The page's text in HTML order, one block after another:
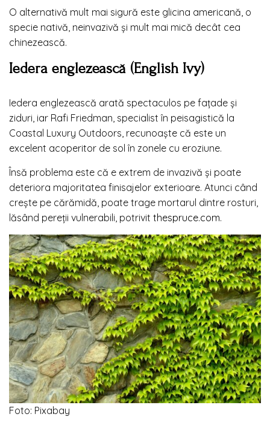
O alternativă mult mai sigură este glicina americană, o
specie nativă, neinvazivă și mult mai mică decât cea
chinezească.
Iedera englezească (English Ivy)
Iedera englezească arată spectaculos pe fațade și
ziduri, iar Rafi Friedman, specialist în peisagistică la
Coastal Luxury Outdoors, recunoaște că este un
excelent acoperitor de sol în zonele cu eroziune.
Însă problema este că e extrem de invazivă și poate
deteriora majoritatea finisajelor exterioare. Atunci când
crește pe cărămidă, poate trage mortarul dintre rosturi,
lăsând pereții vulnerabili, potrivit thespruce.com.
Foto: Pixabay